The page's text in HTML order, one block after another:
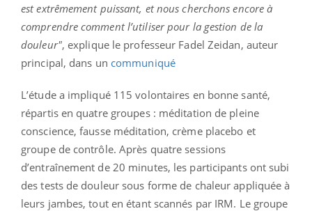
est extrêmement puissant, et nous cherchons encore à
comprendre comment l’utiliser pour la gestion de la
douleur", explique le professeur Fadel Zeidan, auteur
principal, dans un communiqué
L’étude a impliqué 115 volontaires en bonne santé,
répartis en quatre groupes : méditation de pleine
conscience, fausse méditation, crème placebo et
groupe de contrôle. Après quatre sessions
d’entraînement de 20 minutes, les participants ont subi
des tests de douleur sous forme de chaleur appliquée à
leurs jambes, tout en étant scannés par IRM. Le groupe